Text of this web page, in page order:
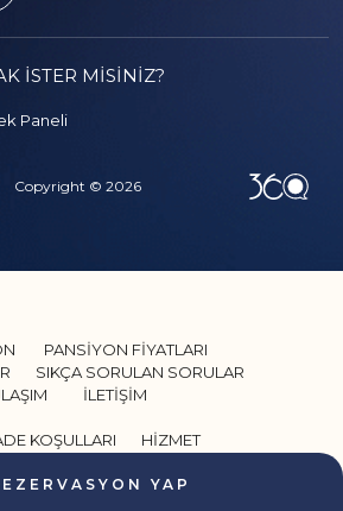
YAP
Paneli
İSTER MİSİNİZ?
Copyright © 2026
PANSİYON FİYATLARI
SIKÇA SORULAN SORULAR
İLETİŞİM
KOŞULLARI
HİZMET